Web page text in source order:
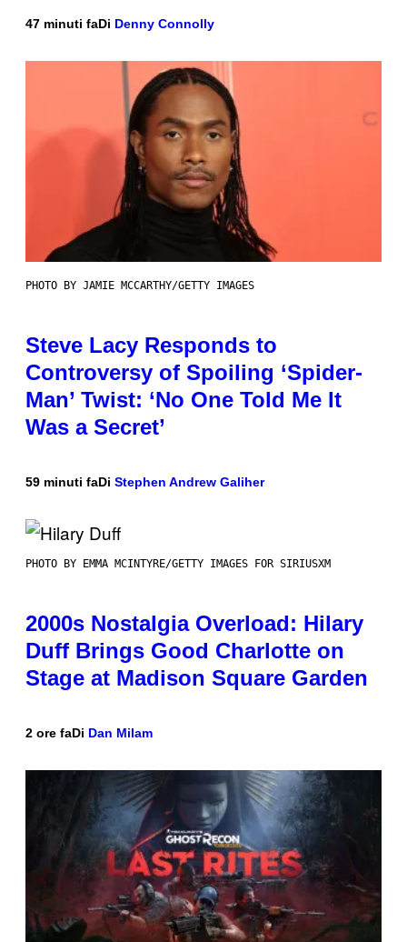
47 minuti faDi Denny Connolly
PHOTO BY JAMIE MCCARTHY/GETTY IMAGES
Steve Lacy Responds to
Controversy of Spoiling ‘Spider-
Man’ Twist: ‘No One Told Me It
Was a Secret’
59 minuti faDi Stephen Andrew Galiher
PHOTO BY EMMA MCINTYRE/GETTY IMAGES FOR SIRIUSXM
2000s Nostalgia Overload: Hilary
Duff Brings Good Charlotte on
Stage at Madison Square Garden
2 ore faDi Dan Milam